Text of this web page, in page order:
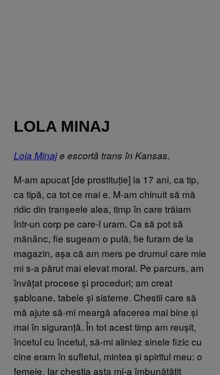
LOLA MINAJ
Lola Minaje escortă trans în Kansas.
M-am apucat [de prostituție] la 17 ani, ca tip,
ca tipă, ca tot ce mai e. M-am chinuit să mă
ridic din tranșeele alea, timp în care trăiam
într-un corp pe care-l uram. Ca să pot să
mănânc, fie sugeam o pulă, fie furam de la
magazin, așa că am mers pe drumul care mie
mi s-a părut mai elevat moral. Pe parcurs, am
învățat procese și proceduri; am creat
șabloane, tabele și sisteme. Chestii care să
mă ajute să-mi meargă afacerea mai bine și
mai în siguranță. În tot acest timp am reușit,
încetul cu încetul, să-mi aliniez sinele fizic cu
cine eram în sufletul, mintea și spiritul meu: o
femeie. Iar chestia asta mi-a îmbunătățit